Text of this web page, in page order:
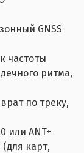
GNSS
частоты
ритма,
по треку,
или ANT+
карт,